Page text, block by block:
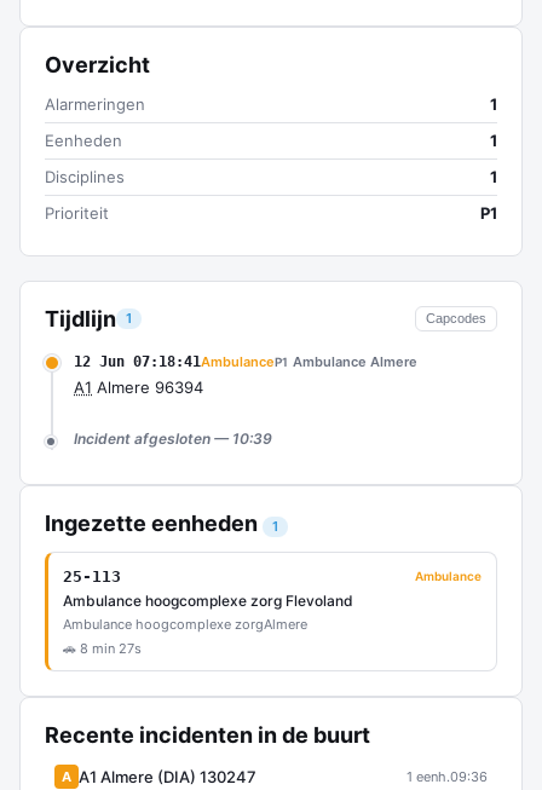
Tijdlijn 1 Capcodes
12 Jun 07:18:41AmbulanceP1 Ambulance Almere
A1 Almere 96394
Incident afgesloten — 10:39
Ingezette eenheden 1
25-113 Ambulance
Ambulance hoogcomplexe zorg Flevoland
Ambulance hoogcomplexe zorgAlmere
🚗 8 min 27s
Recente incidenten in de buurt
A A1 Almere (DIA) 130247 1 eenh.09:36
Overzicht
Alarmeringen
1
Eenheden
1
Disciplines
1
Prioriteit
P1